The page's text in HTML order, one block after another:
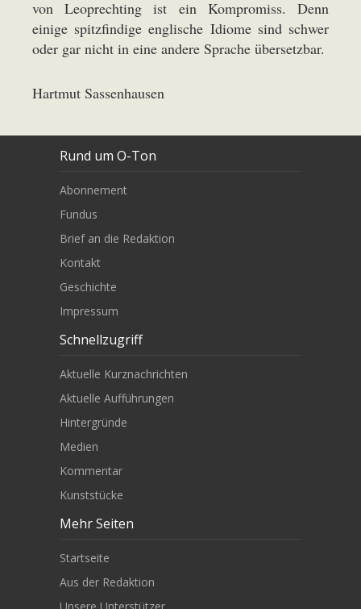
von Leoprechting ist ein Kompromiss. Denn
einige spitzfindige englische Idiome sind schwer
oder gar nicht in eine andere Sprache übersetzbar.
Hartmut Sassenhausen
Rund um O-Ton
Abonnement
Fundus
Brief an die Redaktion
Kontakt
Geschichte
Impressum
Schnellzugriff
Aktuelle Kurznachrichten
Aktuelle Aufführungen
Hintergründe
Medien
Kommentar
Kunststücke
Mehr Seiten
Startseite
Aus der Redaktion